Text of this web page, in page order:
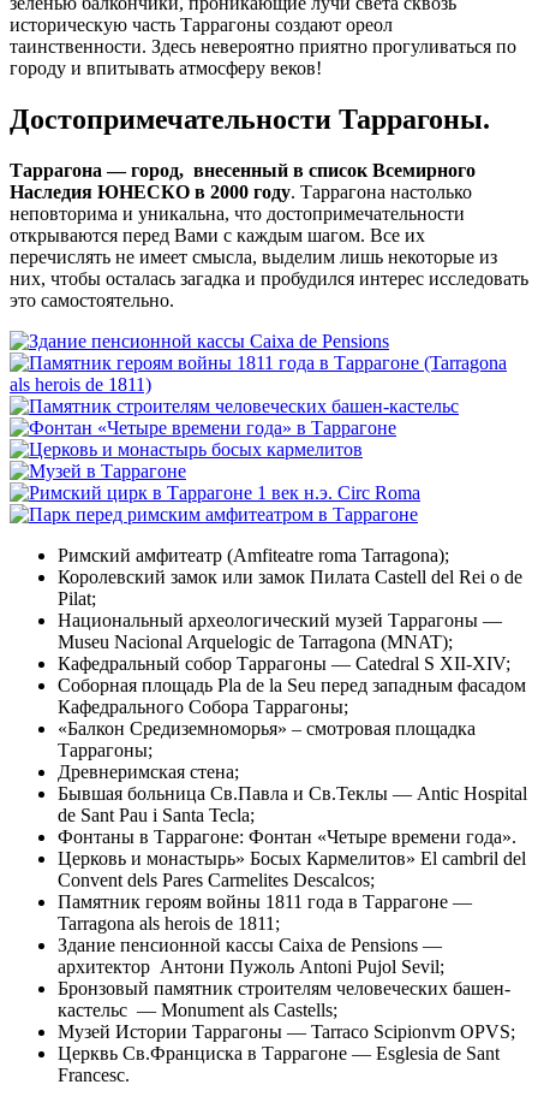
историческую часть Таррагоны создают ореол
таинственности. Здесь невероятно приятно прогуливаться по
городу и впитывать атмосферу веков!
Достопримечательности Таррагоны.
Таррагона — город, внесенный в список Всемирного
Наследия ЮНЕСКО в 2000 году. Таррагона настолько
неповторима и уникальна, что достопримечательности
открываются перед Вами с каждым шагом. Все их
перечислять не имеет смысла, выделим лишь некоторые из
них, чтобы осталась загадка и пробудился интерес исследовать
это самостоятельно.
Римский амфитеатр (Amfiteatre roma Tarragona);
Королевский замок или замок Пилата Castell del Rei o de
Pilat;
Национальный археологический музей Таррагоны —
Museu Nacional Arquelogic de Tarragona (MNAT);
Кафедральный собор Таррагоны — Catedral S XII-XIV;
Соборная площадь Pla de la Seu перед западным фасадом
Кафедрального Собора Таррагоны;
«Балкон Средиземноморья» – смотровая площадка
Таррагоны;
Древнеримская стена;
Бывшая больница Св.Павла и Св.Теклы — Antic Hospital
de Sant Pau i Santa Tecla;
Фонтаны в Таррагоне: Фонтан «Четыре времени года».
Церковь и монастырь» Босых Кармелитов» El cambril del
Convent dels Pares Carmelites Descalcos;
Памятник героям войны 1811 года в Таррагоне —
Tarragona als herois de 1811;
Здание пенсионной кассы Caixa de Pensions —
архитектор Антони Пужоль Antoni Pujol Sevil;
Бронзовый памятник строителям человеческих башен-
кастельс — Monument als Castells;
Музей Истории Таррагоны — Tarraco Scipionvm OPVS;
Церквь Св.Франциска в Таррагоне — Esglesia de Sant
Francesc.